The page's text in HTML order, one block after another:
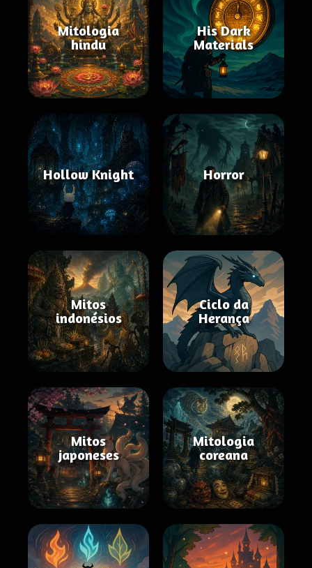
Mitologia
hindu
His Dark
Materials
Hollow Knight Horror
Mitos
indonésios
Ciclo da
Herança
Mitos
japoneses
Mitologia
coreana